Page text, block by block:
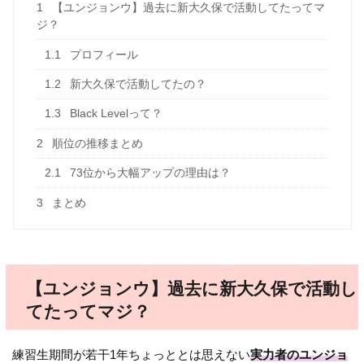
1
【ユンジョンウ】過去に新大久保で活動してたってマ
ジ？
1.1 プロフィール
1.2 新大久保で活動してたの？
1.3 Black Levelって？
2 順位の推移まとめ
2.1 73位から大幅アップの理由は？
3 まとめ
【ユンジョンウ】過去に新大久保で活動し
てたってマジ？
練習生期間が若干1年ちょっととは思えない実力者のユンジョ